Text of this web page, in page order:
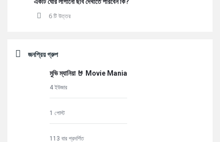
6 টি উত্তর
জনপ্রিয় গ্রুপ
মুভি ম্যানিয়া 🤘 Movie Mania
4 ইউজার
1 পোস্ট
113 বার প্রদর্শিত